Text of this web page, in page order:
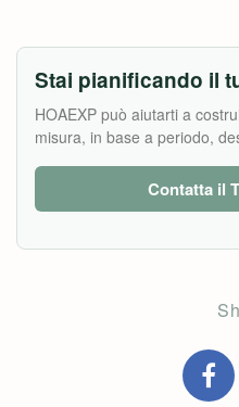
Stai pianificando il
HOAEXP può aiutarti a
misura, in base a periodo,
Contatta il